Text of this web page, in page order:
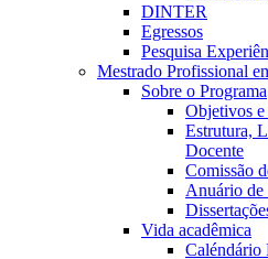
DINTER
Egressos
Pesquisa
Mestrado Profissional
Sobre o Programa
Objetivos
Estrutura,
Docente
Comissão
Anuário de
Vida acadêmica
Caléndário